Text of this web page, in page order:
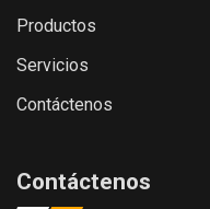
Productos
Servicios
Contáctenos
Contáctenos